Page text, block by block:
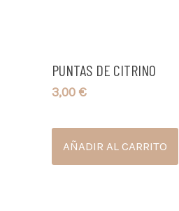
PUNTAS DE CITRINO
3,00 €
AÑADIR AL CARRITO